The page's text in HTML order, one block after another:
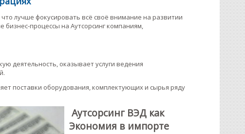
лучше фокусировать всё своё внимание на развитии
бизнес-процессы на Аутсорсинг компаниям,
деятельность, оказывает услуги ведения
поставки оборудования, комплектующих и сырья ряду
Аутсорсинг ВЭД как
Экономия в импорте